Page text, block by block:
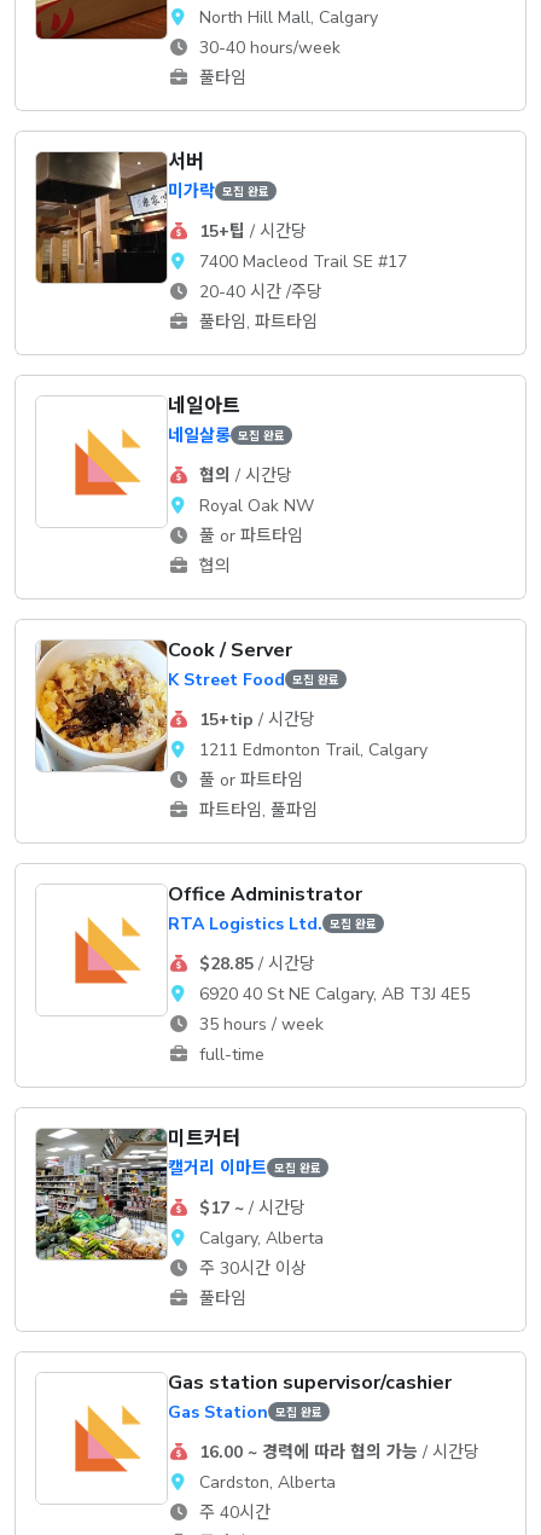
North Hill Mall, Calgary
30-40 hours/week
풀타임
서버
미가락 모집 완료
15+팁 / 시간당
7400 Macleod Trail SE #17
20-40 시간 /주당
풀타임, 파트타임
네일아트
네일살롱 모집 완료
협의 / 시간당
Royal Oak NW
풀 or 파트타임
협의
Cook / Server
K Street Food 모집 완료
15+tip / 시간당
1211 Edmonton Trail, Calgary
풀 or 파트타임
파트타임, 풀파임
Office Administrator
RTA Logistics Ltd. 모집 완료
$28.85/ 시간당
6920 40 St NE Calgary, AB T3J 4E5
35 hours / week
full-time
미트커터
캘거리 이마트 모집 완료
$17 ~/ 시간당
Calgary, Alberta
주 30시간 이상
풀타임
Gas station supervisor/cashier
Gas Station 모집 완료
16.00 ~ 경력에 따라 협의 가능 / 시간당
Cardston, Alberta
주 40시간